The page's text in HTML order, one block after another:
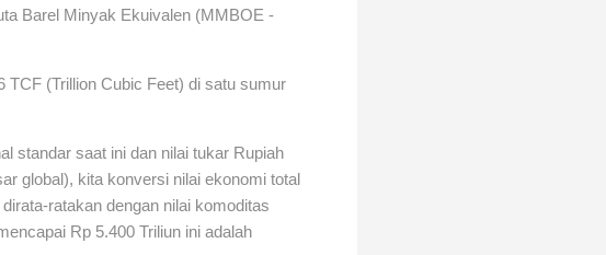
Barel Minyak Ekuivalen (MMBOE -
(Trillion Cubic Feet) di satu sumur
standar saat ini dan nilai tukar Rupiah
global), kita konversi nilai ekonomi total
ratakan dengan nilai komoditas
Rp 5.400 Triliun ini adalah